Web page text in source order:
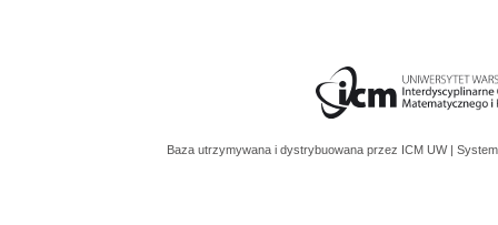
Baza utrzymywana i dystrybuowana przez ICM UW |